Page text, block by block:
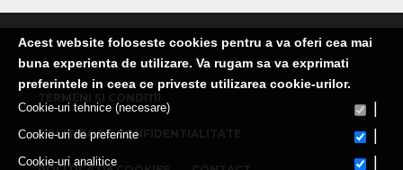
Publicatie editata de Martin Media Group SRL
POLITICA DE CONFIDENTIALITATE
Acest website foloseste cookies pentru a va oferi cea mai
buna experienta de utilizare. Va rugam sa va exprimati
preferintele in ceea ce priveste utilizarea cookie-urilor.
Cookie-uri tehnice (necesare)
Cookie-uri de preferinte
Cookie-uri analitice